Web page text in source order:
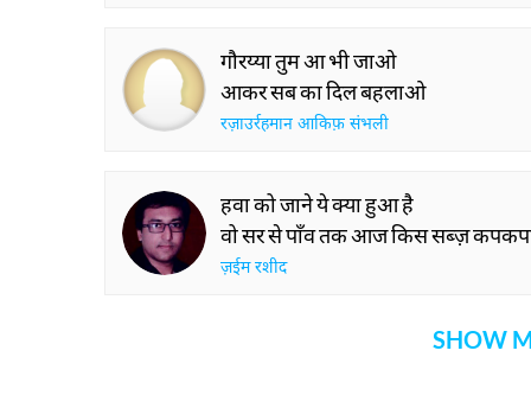
गौरय्या तुम आ भी जाओ
आकर सब का दिल बहलाओ
रज़ाउर्रहमान आकिफ़ संभली
हवा को जाने ये क्या हुआ है
वो सर से पाँव तक आज किस सब्ज़
ज़ईम रशीद
SHOW